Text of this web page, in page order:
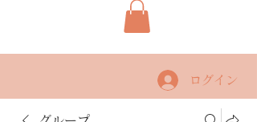
ログイン